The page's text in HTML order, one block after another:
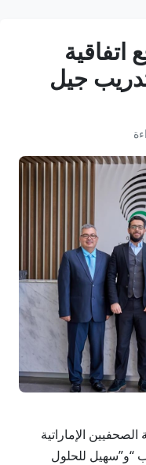
جيل
الصحفيين الإماراتية
“و”سهيل للحلول